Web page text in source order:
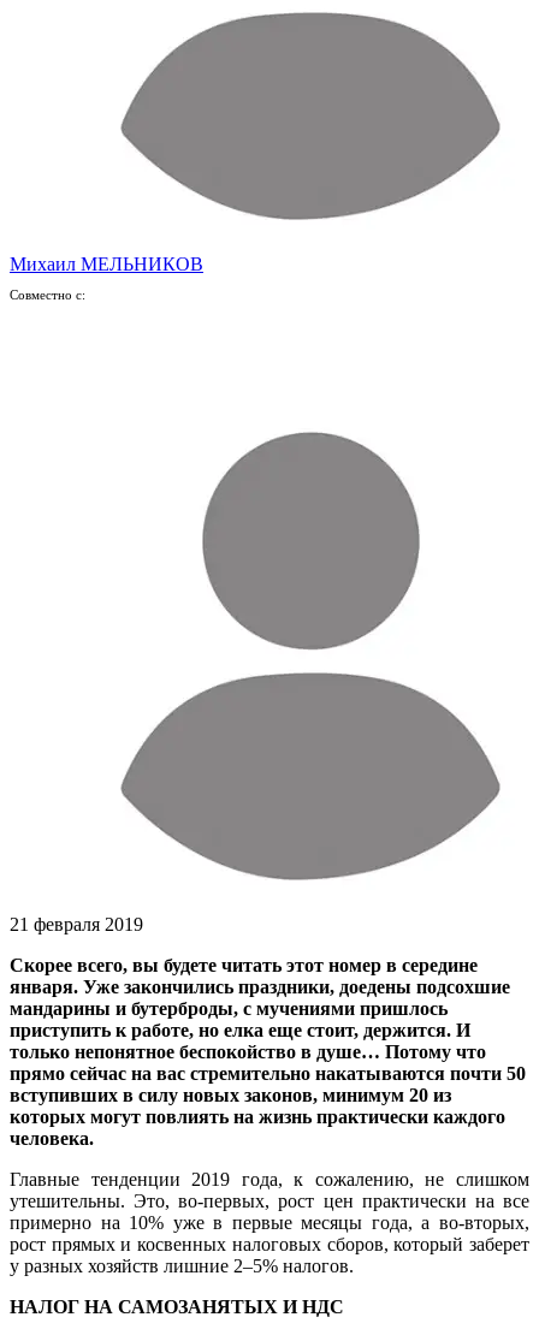
Михаил МЕЛЬНИКОВ
Совместно с:
21 февраля 2019
Скорее всего, вы будете читать этот номер в середине
января. Уже закончились праздники, доедены подсохшие
мандарины и бутерброды, с мучениями пришлось
приступить к работе, но елка еще стоит, держится. И
только непонятное беспокойство в душе… Потому что
прямо сейчас на вас стремительно накатываются почти 50
вступивших в силу новых законов, минимум 20 из
которых могут повлиять на жизнь практически каждого
человека.
Главные тенденции 2019 года, к сожалению, не слишком
утешительны. Это, во‑первых, рост цен практически на все
примерно на 10% уже в первые месяцы года, а во‑вторых,
рост прямых и косвенных налоговых сборов, который заберет
у разных хозяйств лишние 2–5% налогов.
НАЛОГ НА САМОЗАНЯТЫХ И НДС